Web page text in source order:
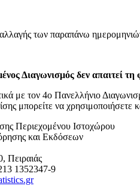
των παραπάνω
Διαγωνισμός δεν
με τον 4ο Πανελλήνιο
μπορείτε να χρησιμοποιήσετε
Περιεχομένου Ιστοχώρου
και Εκδόσεων
Πειραιάς
1352347-9